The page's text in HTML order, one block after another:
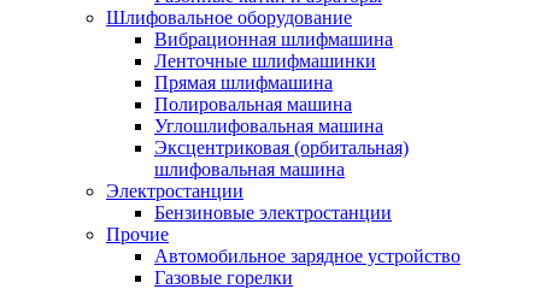
Шлифовальное оборудование
Вибрационная шлифмашина
Ленточные шлифмашинки
Прямая шлифмашина
Полировальная машина
Углошлифовальная машина
Эксцентриковая (орбитальная)
шлифовальная машина
Электростанции
Бензиновые электростанции
Прочие
Автомобильное зарядное устройство
Газовые горелки